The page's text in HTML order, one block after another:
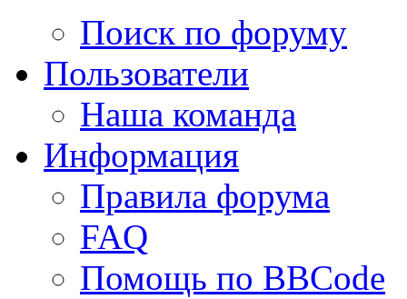
Поиск по форуму
Пользователи
Наша команда
Информация
Правила форума
FAQ
Помощь по BBCode